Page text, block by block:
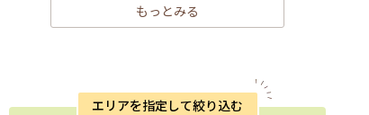
もっとみる
エリアを指定して絞り込む